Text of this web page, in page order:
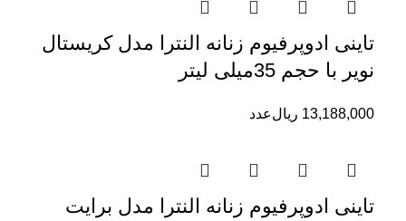
تاینی ادوپرفیوم زنانه النترا مدل کریستال
نویر با حجم 35میلی لیتر
13,188,000 ریالعدد
تاینی ادوپرفیوم زنانه النترا مدل برایت